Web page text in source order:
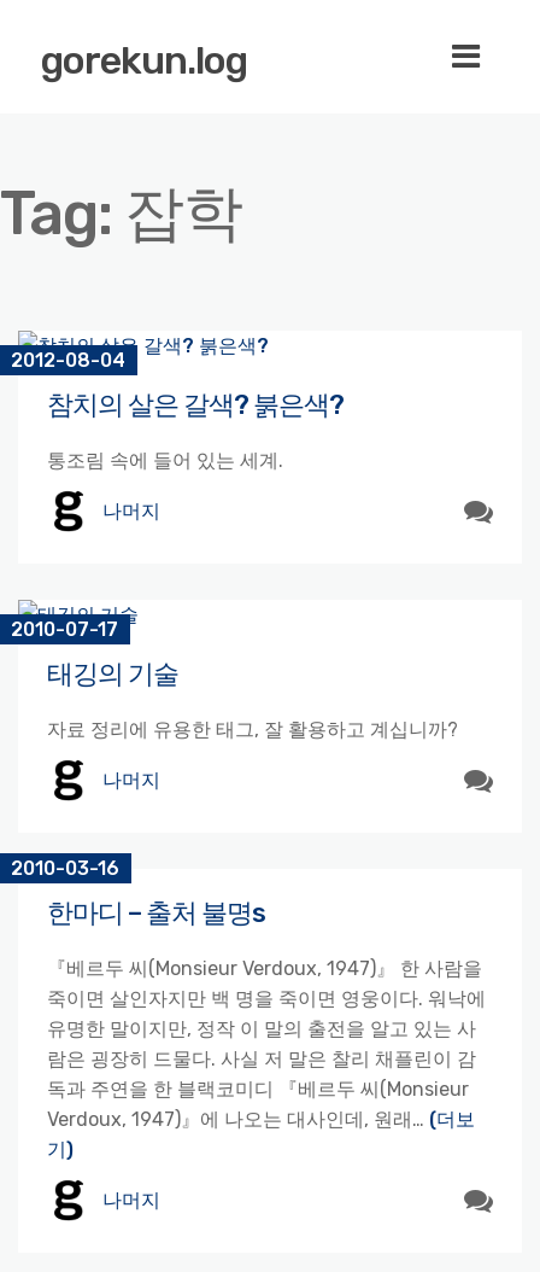
gorekun.log
Tag: 잡학
2012-08-04
참치의 살은 갈색? 붉은색?
통조림 속에 들어 있는 세계.
나머지
2010-07-17
태깅의 기술
자료 정리에 유용한 태그, 잘 활용하고 계십니까?
나머지
2010-03-16
한마디 – 출처 불명s
『베르두 씨(Monsieur Verdoux, 1947)』 한 사람을
죽이면 살인자지만 백 명을 죽이면 영웅이다. 워낙에
유명한 말이지만, 정작 이 말의 출전을 알고 있는 사
람은 굉장히 드물다. 사실 저 말은 찰리 채플린이 감
독과 주연을 한 블랙코미디 『베르두 씨(Monsieur
Verdoux, 1947)』에 나오는 대사인데, 원래… (더보
기)
나머지